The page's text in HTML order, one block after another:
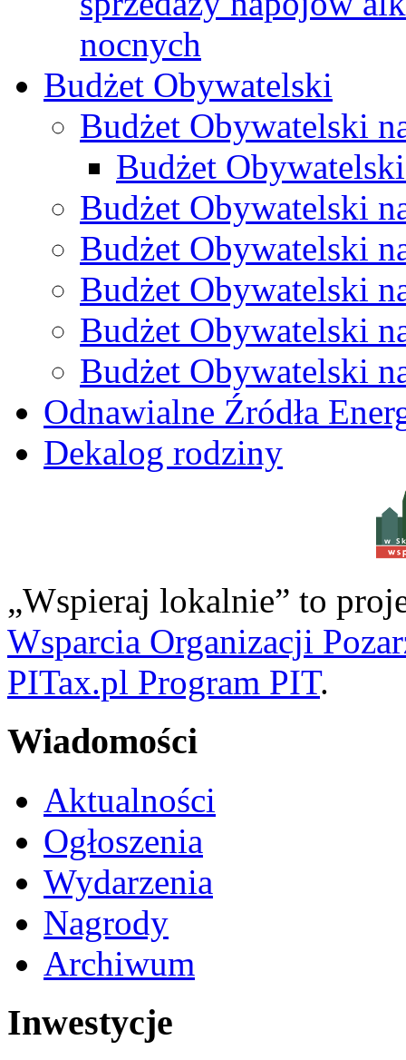
nocnych
Budżet Obywatelski
Budżet Obywatelski
Budżet
Budżet Obywatelski
Budżet Obywatelski
Budżet Obywatelski
Budżet Obywatelski
Budżet Obywatelski
Odnawialne Źródła
Dekalog rodziny
w
„Wspieraj lokalnie” to
Wsparcia Organizacji
PITax.pl Program PIT.
Wiadomości
Aktualności
Ogłoszenia
Wydarzenia
Nagrody
Archiwum
Inwestycje